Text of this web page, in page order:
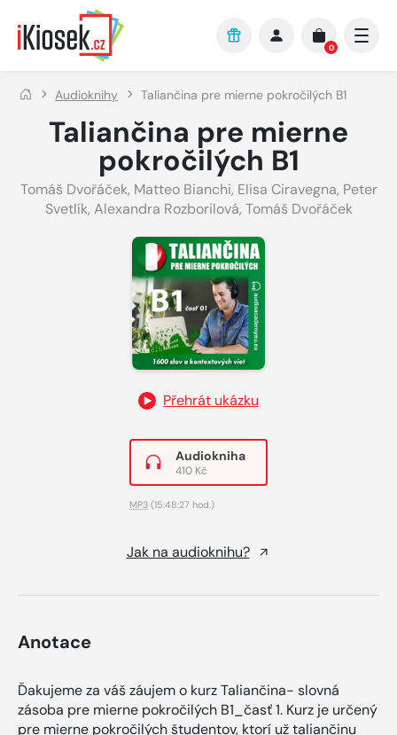
Přejít na hlavní obsah
0
Audioknihy Taliančina pre mierne pokročilých B1
Taliančina pre mierne
pokročilých B1
Tomáš Dvořáček, Matteo Bianchi, Elisa Ciravegna, Peter
Svetlík, Alexandra Rozborilová, Tomáš Dvořáček
Přehrát ukázku
Audiokniha
410 Kč
MP3 (15:48:27 hod.)
Jak na audioknihu?
Anotace
Ďakujeme za váš záujem o kurz Taliančina- slovná
zásoba pre mierne pokročilých B1_časť 1. Kurz je určený
pre mierne pokročilých študentov, ktorí už taliančinu